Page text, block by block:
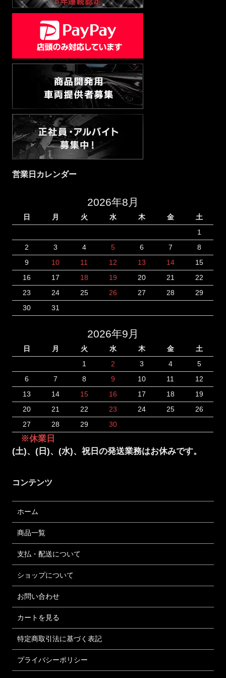
営業日カレンダー
2026年8月
日 月 火 水 木 金
土
1
2
3 4 5 6 7
8
9
10 11 12 13 14
15
16
17 18 19 20 21
22
23
24 25 26 27 28
29
30
31
2026年9月
日 月 火 水 木 金
土
1
2 3 4
5
6
7 8 9 10 11
12
13
14 15 16 17 18
19
20
21 22 23 24 25
26
27
28 29 30
※休業日
(土)、(日)、(水)、祝日の発送業務はお休みです。
コンテンツ
ホーム
商品一覧
支払・配送について
ショップについて
お問い合わせ
カートを見る
特定商取引法に基づく表記
プライバシーポリシー